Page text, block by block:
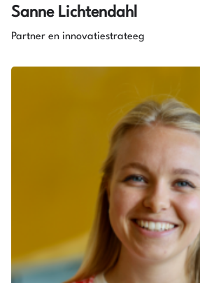
Sanne Lichtendahl
Partner en innovatiestrateeg